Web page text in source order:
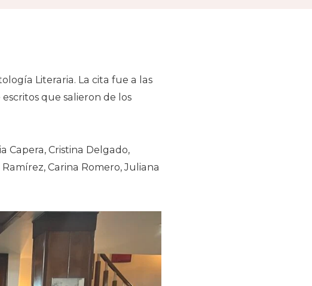
Literaria. La cita fue a las
que salieron de los
Capera, Cristina Delgado,
Carina Romero, Juliana